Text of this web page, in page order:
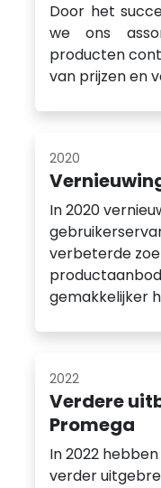
Door het
we ons
producten
van prijzen en
2020
In 2020
verbeterde
gemakkelijker
2022
Verdere
Promega
In 2022
verder